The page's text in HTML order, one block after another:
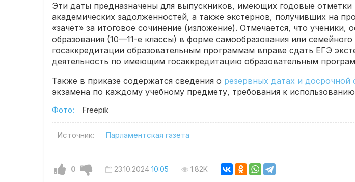
Эти даты предназначены для выпускников, имеющих годовые
академических задолженностей, а также экстернов, получивших на
«зачет» за итоговое сочинение (изложение). Отмечается, что
образования (10—11-е классы) в форме самообразования или
госаккредитации образовательным программам вправе сдать ЕГЭ
деятельность по имеющим госаккредитацию образовательным
Также в приказе содержатся сведения о резервных датах и досрочной
экзамена по каждому учебному предмету, требования к
Фото: Freepik
Источник: Парламентская газета
0 23.10.2024 10:05 1.82K